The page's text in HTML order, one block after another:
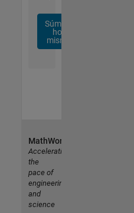
Súmese
hoy
mismo
MathWorks
Accelerating
the
pace of
engineering
and
science